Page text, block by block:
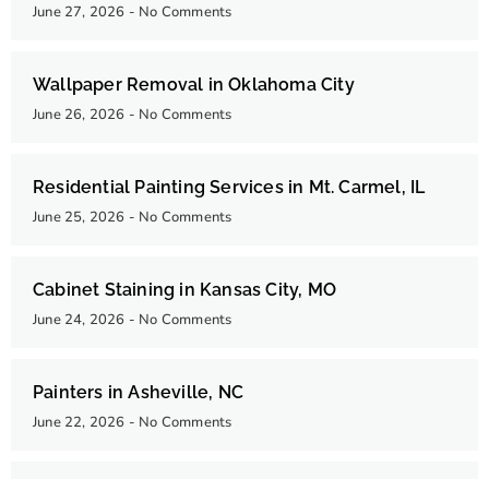
June 27, 2026 No Comments
Wallpaper Removal in Oklahoma City
June 26, 2026 No Comments
Residential Painting Services in Mt. Carmel, IL
June 25, 2026 No Comments
Cabinet Staining in Kansas City, MO
June 24, 2026 No Comments
Painters in Asheville, NC
June 22, 2026 No Comments